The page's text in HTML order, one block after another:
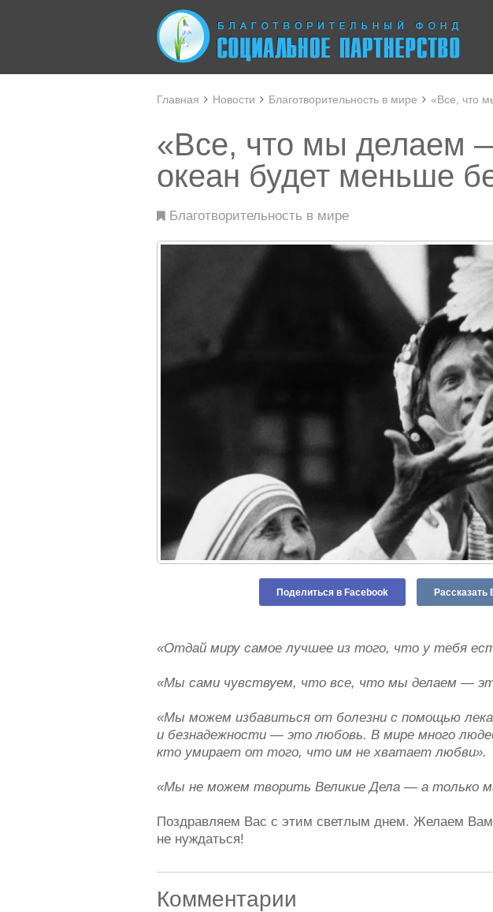
Главная Новости Благотворительность в мире «Все, что
«Все, что мы делаем
океан будет меньше
Благотворительность в мире
Поделиться в Facebook Рассказать
«Отдай миру самое лучшее из того, что у тебя
«Мы сами чувствуем, что все, что мы делаем —
«Мы можем избавиться от болезни с помощью
и безнадежности — это любовь. В мире много
кто умирает от того, что им не хватает любви».
«Мы не можем творить ВеликиеДела — а только
Поздравляем Вас с этим светлым днем. Желаем Вам
не нуждаться!
Комментарии